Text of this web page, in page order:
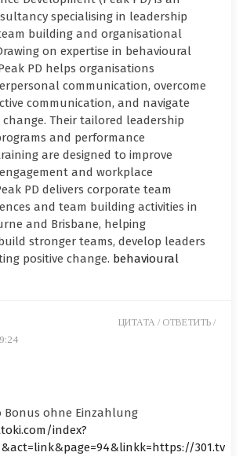
specialising in leadership
building and organisational
on expertise in behavioural
PD helps organisations
communication, overcome
communication, and navigate
Their tailored leadership
and performance
are designed to improve
and workplace
PD delivers corporate team
and team building activities in
and Brisbane, helping
stronger teams, develop leaders
positive change. behavioural
Bonus ohne Einzahlung
index?
301.tv
ЦИТАТА / ОТВЕТИТЬ /